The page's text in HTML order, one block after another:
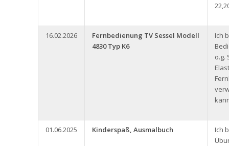
16.02.2026
Fernbedienung TV Sessel Modell
4830 Typ K6
Ich
o.g.
01.06.2025 Kinderspaß, Ausmalbuch
Ich